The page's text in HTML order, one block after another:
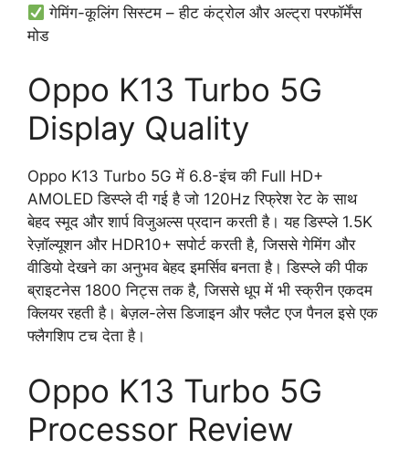
गेमिंग-कूलिंग सिस्टम – हीट कंट्रोल और अल्ट्रा परफॉर्मेंस
मोड
Oppo K13 Turbo 5G
Display Quality
Oppo K13 Turbo 5G में 6.8-इंच की Full HD+
AMOLED डिस्प्ले दी गई है जो 120Hz रिफ्रेश रेट के साथ
बेहद स्मूद और शार्प विजुअल्स प्रदान करती है। यह डिस्प्ले 1.5K
रेज़ॉल्यूशन और HDR10+ सपोर्ट करती है, जिससे गेमिंग और
वीडियो देखने का अनुभव बेहद इमर्सिव बनता है। डिस्प्ले की पीक
ब्राइटनेस 1800 निट्स तक है, जिससे धूप में भी स्क्रीन एकदम
क्लियर रहती है। बेज़ल-लेस डिजाइन और फ्लैट एज पैनल इसे एक
फ्लैगशिप टच देता है।
Oppo K13 Turbo 5G
Processor Review